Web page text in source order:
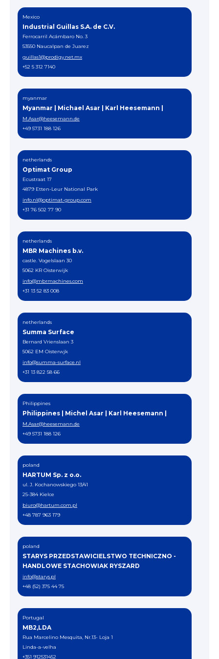
Mexico
Industrial Guillas S.A. de C.V.
Ferrocarril Acámbaro No. 3
53550 Naucalpan de Juarez
guillas1@prodigy.net.mx
+52 5 312 7140
myanmar
Myanmar | Michael Asar | Karl Heesemann |
M.Asar@heesemann.de
+49 5731 188 126
netherlands
Optimat Group
Ecustraat 17
4879 Etten-Leur National Park
info.nl@optimat-group.com
+31 76 502 77 90
netherlands
MBR Machines b.v.
castle. Vogelslaan 30
5062 KR Oisterwijk
info@mbrmachines.com
+31 13 52 83 008
netherlands
Summa Surface
Bernard Vrienslaan 3
5062 EM Oisterwjk
info@summa-surface.nl
+31 13 822 58 66
Philippines
Philippines | Michel Asar | Karl Heesemann |
M.Asar@heesemann.de
+49 5731 188 126
poland
HARTUM Sp. z o.o.
ul. J. Kochanowskiego 13/41
25-384 Kielce
biuro@hartum.com.pl
+48 787 963 179
poland
STARYS PRZEDSTAWICIELSTWO TECHNICZNO -
HANDLOWE STACHOWIAK RYSZARD
info@starys.pl
+48 (52) 375 44 75
Portugal
MB2,LDA
Rua Marcelino Mesquita, Nr.13- Loja 1
Linda-a-velha
+351 912531452